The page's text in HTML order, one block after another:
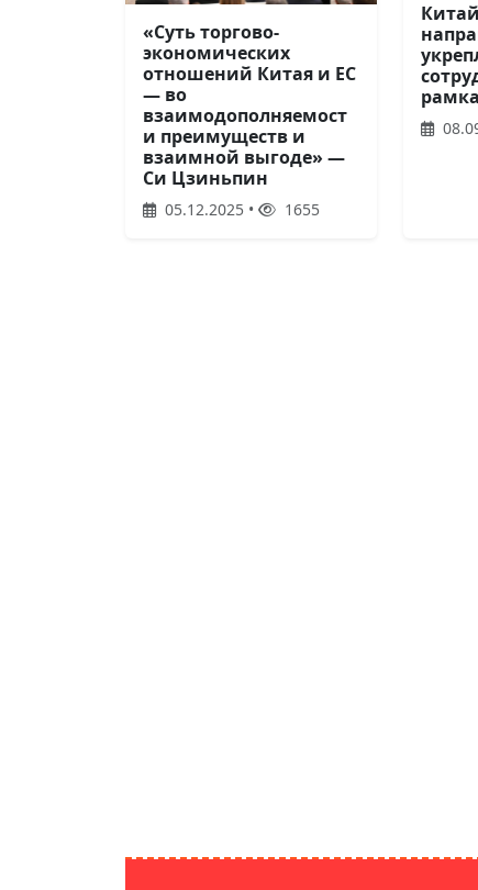
«Суть торгово-
экономических
отношений Китая и ЕС
— во
взаимодополняемост
и преимуществ и
взаимной выгоде» —
Си Цзиньпин
05.12.2025 • 1655